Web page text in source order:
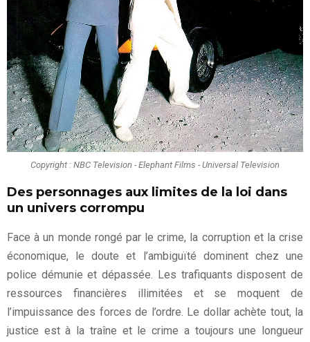
Copyright : NBC Television - Elephant Films - Universal Television
Des personnages aux limites de la loi dans
un univers corrompu
Face à un monde rongé par le crime, la corruption et la crise
économique, le doute et l’ambiguïté dominent chez une
police démunie et dépassée. Les trafiquants disposent de
ressources financières illimitées et se moquent de
l’impuissance des forces de l’ordre. Le dollar achète tout, la
justice est à la traîne et le crime a toujours une longueur